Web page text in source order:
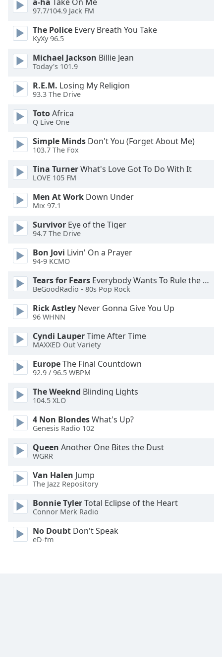
dialog
Escape
close
window.
Color
Opacity
Background
Color
Opacity
Caption
Area
Background
Edge
Style
Font
Family
Reset
Close
Modal
97.7/104.9 Jack FM
The Police Every Breath You Take
KyXy 96.5
Michael Jackson Billie Jean
Today's 101.9
R.E.M. Losing My Religion
93.3 The Drive
TotoAfrica
Q Live One
Simple Minds Don't You (Forget About Me)
103.7 The Fox
Tina TurnerWhat's Love Got To Do With It
LOVE 105 FM
Men At Work Down Under
Mix 97.1
Survivor Eye of the Tiger
94.7 The Drive
Bon Jovi Livin' On a Prayer
94-9 KCMO
Tears for Fears Everybody Wants To Rule the World
BeGoodRadio - 80s Pop Rock
Rick Astley Never Gonna Give You Up
96 WHNN
Cyndi LauperTime After Time
MAXXED Out Variety
EuropeThe Final Countdown
92.9 / 96.5 WBPM
The Weeknd Blinding Lights
104.5 XLO
4 Non BlondesWhat's Up?
Genesis Radio 102
Queen Another One Bites the Dust
WGRR
Van Halen Jump
The Jazz Repository
Bonnie TylerTotal Eclipse of the Heart
Connor Merk Radio
No Doubt Don't Speak
eD-fm